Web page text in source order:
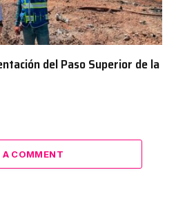
del Paso Superior de la
A COMMENT